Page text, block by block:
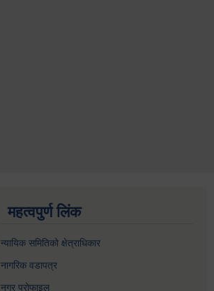
महत्वपुर्ण लिंक
न्यायिक समितिको क्षेत्राधिकार
नागरिक वडापत्र
नगर प्रोफाइल